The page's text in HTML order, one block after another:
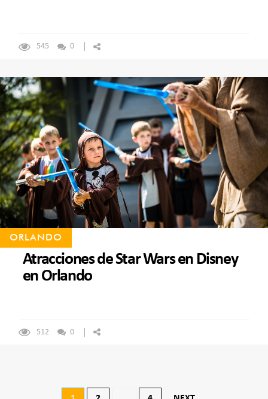
545 0
ORLANDO
Atracciones de Star Wars en Disney
en Orlando
512 0
Navegación